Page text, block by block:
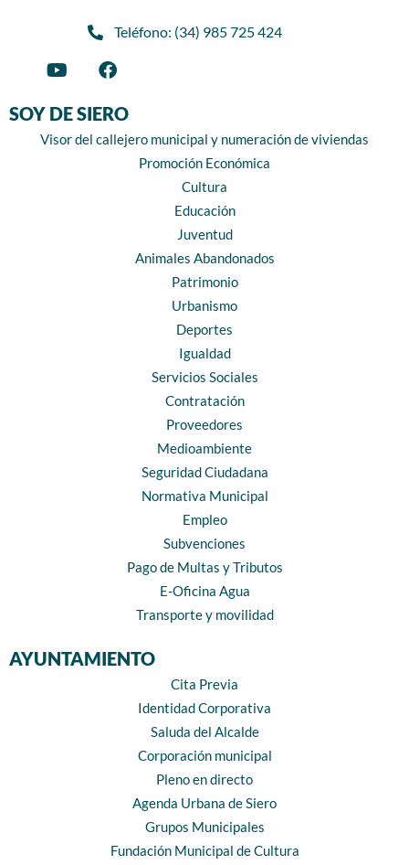
Teléfono: (34) 985 725 424
SOY DE SIERO
Visor del callejero municipal y numeración de viviendas
Promoción Económica
Cultura
Educación
Juventud
Animales Abandonados
Patrimonio
Urbanismo
Deportes
Igualdad
Servicios Sociales
Contratación
Proveedores
Medioambiente
Seguridad Ciudadana
Normativa Municipal
Empleo
Subvenciones
Pago de Multas y Tributos
E-Oficina Agua
Transporte y movilidad
AYUNTAMIENTO
Cita Previa
Identidad Corporativa
Saluda del Alcalde
Corporación municipal
Pleno en directo
Agenda Urbana de Siero
Grupos Municipales
Fundación Municipal de Cultura